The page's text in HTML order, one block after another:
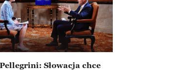
Słowacja chce